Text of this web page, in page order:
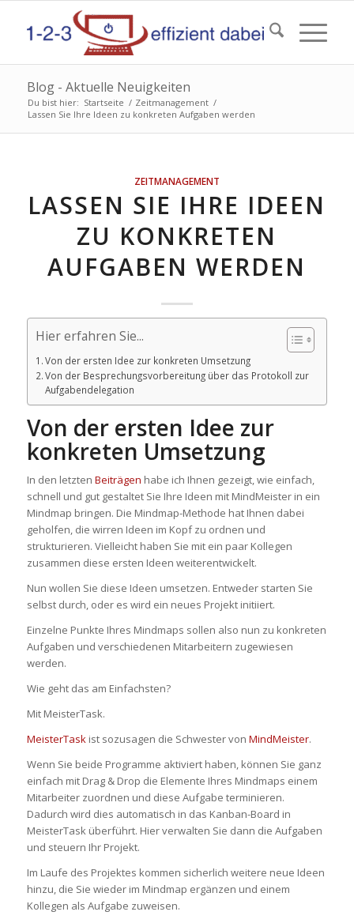
Blog - Aktuelle Neuigkeiten
Du bist hier: Startseite / Zeitmanagement /
Lassen Sie Ihre Ideen zu konkreten Aufgaben werden
ZEITMANAGEMENT
LASSEN SIE IHRE IDEEN
ZU KONKRETEN
AUFGABEN WERDEN
Hier erfahren Sie...
Von der ersten Idee zur konkreten Umsetzung
Von der Besprechungsvorbereitung über das Protokoll zur
Aufgabendelegation
Von der ersten Idee zur
konkreten Umsetzung
In den letzten Beiträgen habe ich Ihnen gezeigt, wie einfach,
schnell und gut gestaltet Sie Ihre Ideen mit MindMeister in ein
Mindmap bringen. Die Mindmap-Methode hat Ihnen dabei
geholfen, die wirren Ideen im Kopf zu ordnen und
strukturieren. Vielleicht haben Sie mit ein paar Kollegen
zusammen diese ersten Ideen weiterentwickelt.
Nun wollen Sie diese Ideen umsetzen. Entweder starten Sie
selbst durch, oder es wird ein neues Projekt initiiert.
Einzelne Punkte Ihres Mindmaps sollen also nun zu konkreten
Aufgaben und verschiedenen Mitarbeitern zugewiesen
werden.
Wie geht das am Einfachsten?
Mit MeisterTask.
MeisterTaskist sozusagen die Schwester von MindMeister.
Wenn Sie beide Programme aktiviert haben, können Sie ganz
einfach mit Drag & Drop die Elemente Ihres Mindmaps einem
Mitarbeiter zuordnen und diese Aufgabe terminieren.
Dadurch wird dies automatisch in das Kanban-Board in
MeisterTask überführt. Hier verwalten Sie dann die Aufgaben
und steuern Ihr Projekt.
Im Laufe des Projektes kommen sicherlich weitere neue Ideen
hinzu, die Sie wieder im Mindmap ergänzen und einem
Kollegen als Aufgabe zuweisen.